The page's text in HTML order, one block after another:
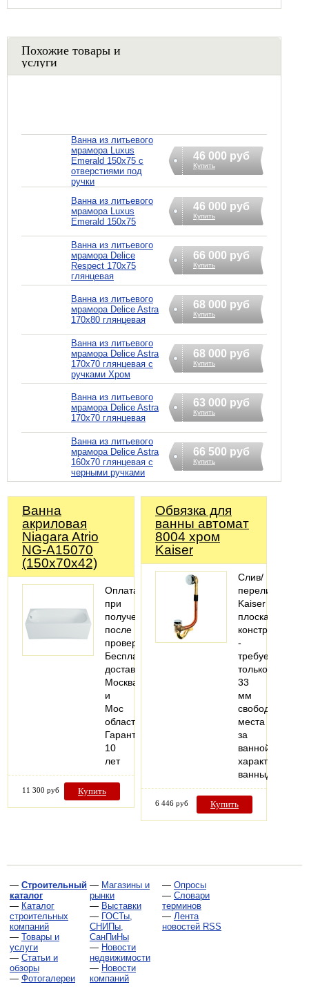
Похожие товары и
услуги
Ванна из литьевого
мрамора Luxus
Emerald 150x75 с
отверстиями под
ручки
46 000 руб
Купить
Ванна из литьевого
мрамора Luxus
Emerald 150x75
46 000 руб
Купить
Ванна из литьевого
мрамора Delice
Respect 170х75
глянцевая
66 000 руб
Купить
Ванна из литьевого
мрамора Delice Astra
170х80 глянцевая
68 000 руб
Купить
Ванна из литьевого
мрамора Delice Astra
170х70 глянцевая с
ручками Хром
68 000 руб
Купить
Ванна из литьевого
мрамора Delice Astra
170х70 глянцевая
63 000 руб
Купить
Ванна из литьевого
мрамора Delice Astra
160х70 глянцевая с
черными ручками
66 500 руб
Купить
Ванна
акриловая
Niagara Atrio
NG-A15070
(150х70х42)
Оплата
при
получении
после
проверки
Бесплатная
доставка
Москва
и
Мос
область
Гарантия
10
лет
11 300 руб Купить
Обвязка для
ванны автомат
8004 хром
Kaiser
Слив/
перелив
Kaiser
плоская
конструкция
-
требуется
только
33
мм
свободного
места
за
ванныДля…
6 446 руб Купить
— Строительный
каталог
— Каталог
строительных
компаний
— Товары и
услуги
— Статьи и
обзоры
— Фотогалереи
— Магазины и
рынки
— Выставки
— ГОСТы,
СНИПы,
СанПиНы
— Новости
недвижимости
— Новости
компаний
— Опросы
— Словари
терминов
— Лента
новостей RSS